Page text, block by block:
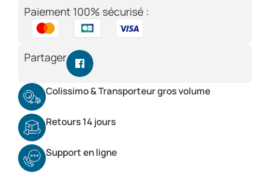
Paiement 100% sécurisé :
Partager
Colissimo & Transporteur gros volume
Retours 14 jours
Support en ligne